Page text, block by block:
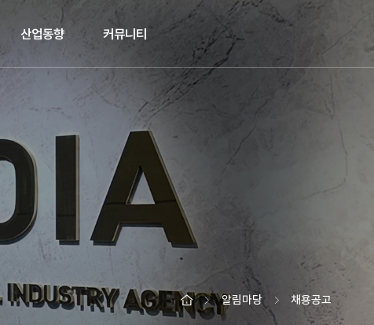
산업동향 커뮤니티
알림마당 채용공고